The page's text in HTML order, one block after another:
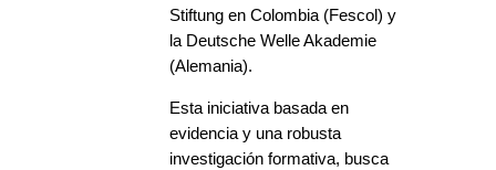
Stiftung en Colombia (Fescol) y
la Deutsche Welle Akademie
(Alemania).
Esta iniciativa basada en
evidencia y una robusta
investigación formativa, busca